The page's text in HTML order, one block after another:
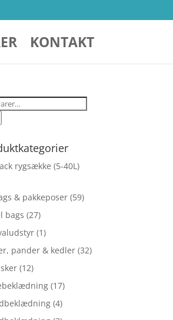
KONTAKT
rygsække (5-40L)
& pakkeposer (59)
bags (27)
(1)
pander & kedler (32)
(12)
(17)
(4)